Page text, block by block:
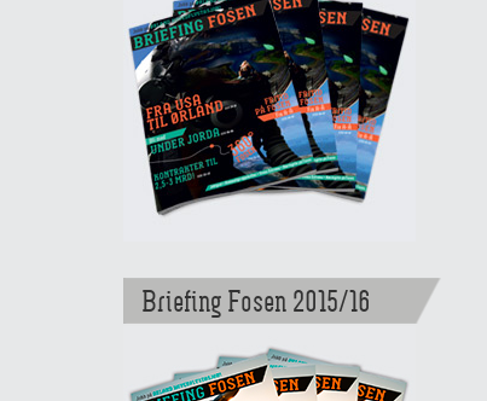
Briefing Fosen 2015/16